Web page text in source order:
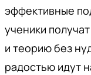
эффективные
ученики
и теорию без
радостью идут